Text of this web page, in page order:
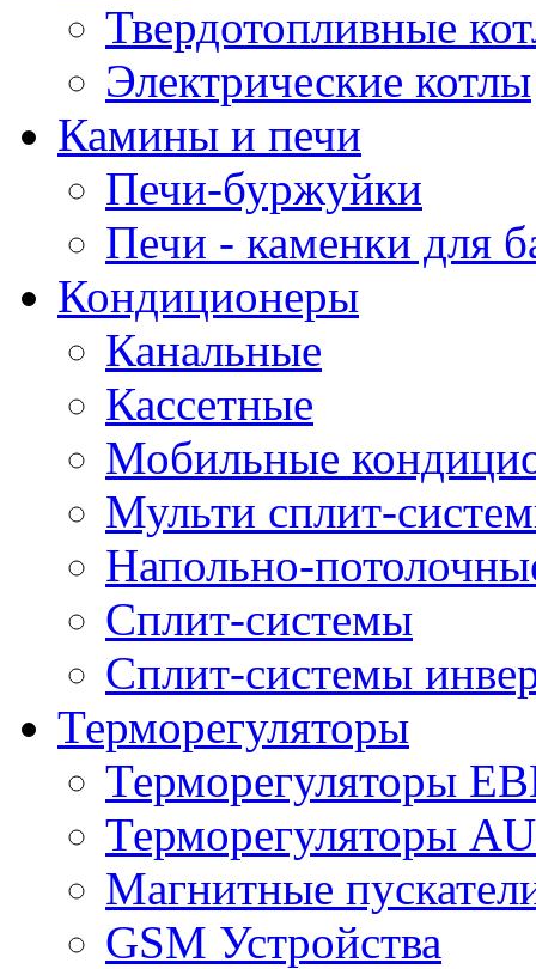
Твердотопливные
Электрические котлы
Камины и печи
Печи-буржуйки
Печи - каменки для
Кондиционеры
Канальные
Кассетные
Мобильные
Мульти сплит-
Напольно-
Сплит-системы
Сплит-системы
Терморегуляторы
Терморегуляторы
Терморегуляторы
Магнитные
GSM Устройства